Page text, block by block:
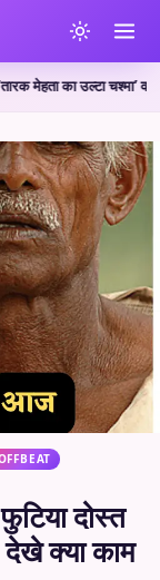
का उल्टा चश्मा’ वाले
दोस्त
क्या काम